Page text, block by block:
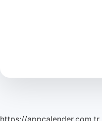
https://appcalender.com.tr